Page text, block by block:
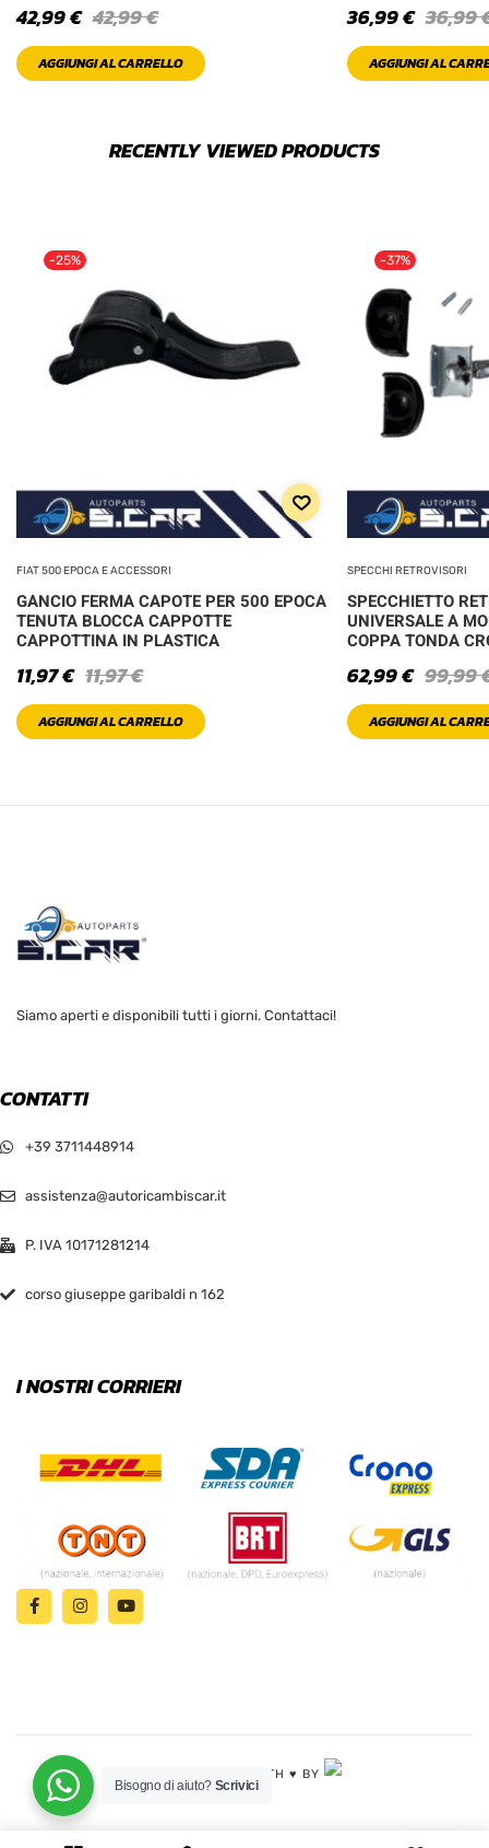
42,99€
42,99€
AGGIUNGI AL CARRELLO
36,99
36,99€
AGGIUNGI AL
RECENTLY VIEWED PRODUCTS
-25%
FIAT 500 EPOCA E ACCESSORI
GANCIO FERMA CAPOTE PER 500 EPOCA
TENUTA BLOCCA CAPPOTTE
CAPPOTTINA IN PLASTICA
11,97€
11,97€
AGGIUNGI AL CARRELLO
-37%
SPECCHI RETROVISORI
SPECCHIETTO
UNIVERSALE A
COPPA TONDA
99,99
62,99€
AGGIUNGI AL
Siamo aperti e disponibili tutti i giorni. Contattaci!
CONTATTI
+39 3711448914
assistenza@autoricambiscar.it
P. IVA 10171281214
corso giuseppe garibaldi n 162
I NOSTRI CORRIERI
© 2024 | MADE WITH ♥️ BY
Bisogno di aiuto? Scrivici